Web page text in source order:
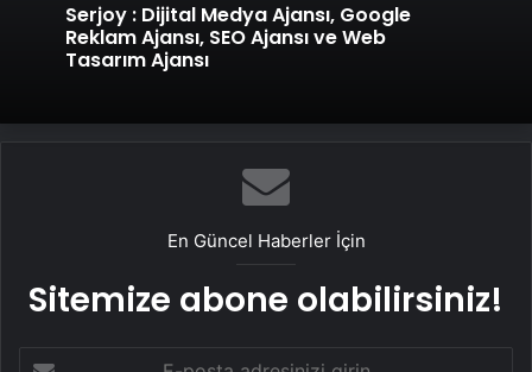
Serjoy : Dijital Medya Ajansı, Google
Reklam Ajansı, SEO Ajansı ve Web
Tasarım Ajansı
En Güncel Haberler İçin
Sitemize abone olabilirsiniz!